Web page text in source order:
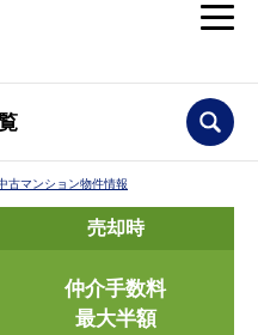
古マンション物件情報
売却時
仲介手数料
最大半額